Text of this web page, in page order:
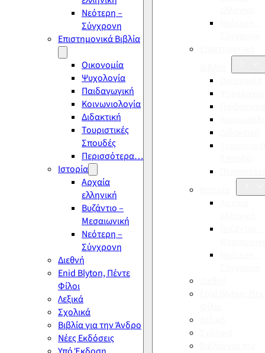
Νεότερη –
Σύγχρονη
Επιστημονικά Βιβλία
Οικονομία
Ψυχολογία
Παιδαγωγική
Κοινωνιολογία
Διδακτική
Τουριστικές
Σπουδές
Περισσότερα…
Ιστορία
Αρχαία
ελληνική
Βυζάντιο –
Μεσαιωνική
Νεότερη –
Σύγχρονη
Διεθνή
Enid Blyton, Πέντε
Φίλοι
Λεξικά
Σχολικά
Βιβλία για την Άνδρο
Νέες Εκδόσεις